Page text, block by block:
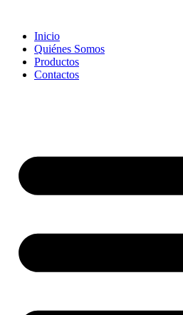
contentInicio
Quiénes Somos
Productos
Contactos